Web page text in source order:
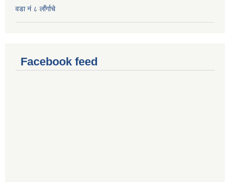
वडा नं ८ लाँर्गाचे
Facebook feed